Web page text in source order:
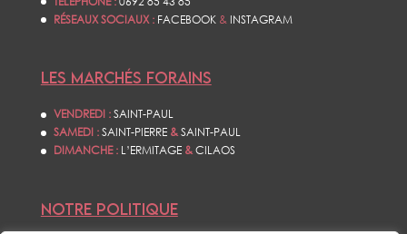
RÉSEAUX SOCIAUX : FACEBOOK& INSTAGRAM
LES MARCHÉS FORAINS
VENDREDI :SAINT-PAUL
SAMEDI :SAINT-PIERRE&SAINT-PAUL
DIMANCHE : L’ERMITAGE &CILAOS
NOTRE POLITIQUE